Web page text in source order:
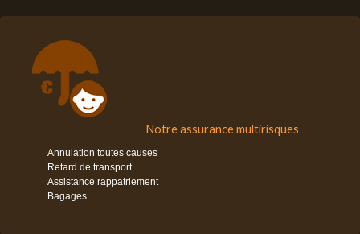
Notre assurance multirisques
Annulation toutes causes
Retard de transport
Assistance rappatriement
Bagages